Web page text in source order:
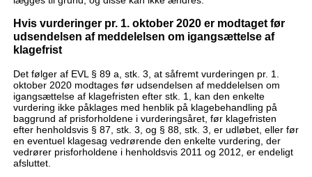
Hvis vurderinger pr. 1. oktober 2020 er modtaget før
udsendelsen af meddelelsen om igangsættelse af
klagefrist
Det følger af EVL § 89 a, stk. 3, at såfremt vurderingen pr. 1.
oktober 2020 modtages før udsendelsen af meddelelsen om
igangsættelse af klagefristen efter stk. 1, kan den enkelte
vurdering ikke påklages med henblik på klagebehandling på
baggrund af prisforholdene i vurderingsåret, før klagefristen
efter henholdsvis § 87, stk. 3, og § 88, stk. 3, er udløbet, eller før
en eventuel klagesag vedrørende den enkelte vurdering, der
vedrører prisforholdene i henholdsvis 2011 og 2012, er endeligt
afsluttet.